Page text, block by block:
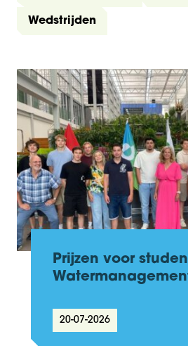
Wedstrijden
Prijzen voor
20-07-2026